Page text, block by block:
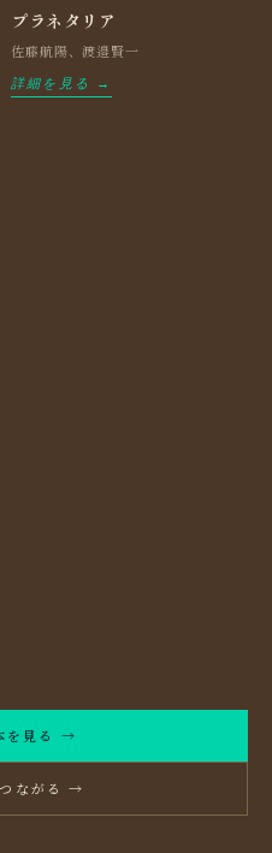
プラネタリア
佐藤航陽、渡邉賢一
詳細を見る →
を見る →
ながる →